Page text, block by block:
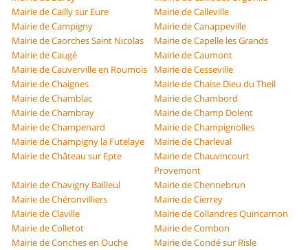
Mairie de Cailly sur Eure
Mairie de Calleville
Mairie de Campigny
Mairie de Canappeville
Mairie de Caorches Saint Nicolas
Mairie de Capelle les Grands
Mairie de Caugé
Mairie de Caumont
Mairie de Cauverville en Roumois
Mairie de Cesseville
Mairie de Chaignes
Mairie de Chaise Dieu du Theil
Mairie de Chamblac
Mairie de Chambord
Mairie de Chambray
Mairie de Champ Dolent
Mairie de Champenard
Mairie de Champignolles
Mairie de Champigny la Futelaye
Mairie de Charleval
Mairie de Château sur Epte
Mairie de Chauvincourt
Provemont
Mairie de Chavigny Bailleul
Mairie de Chennebrun
Mairie de Chéronvilliers
Mairie de Cierrey
Mairie de Claville
Mairie de Collandres Quincarnon
Mairie de Colletot
Mairie de Combon
Mairie de Conches en Ouche
Mairie de Condé sur Risle